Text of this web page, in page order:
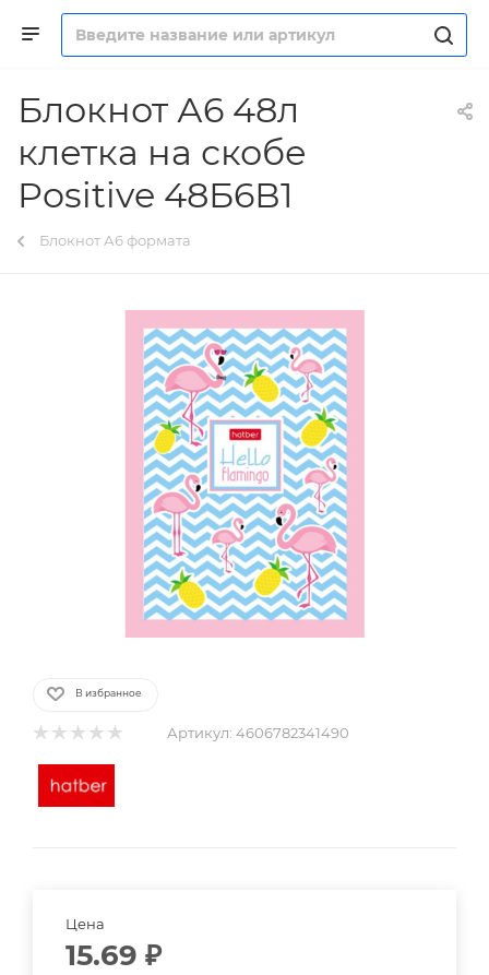
Блокнот А6 48л
клетка на скобе
Positive 48Б6В1
Блокнот А6 формата
В избранное
Артикул: 4606782341490
Цена
15.69 ₽